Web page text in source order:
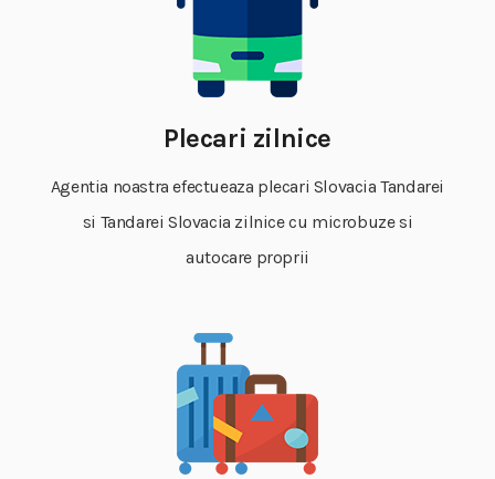
Plecari zilnice
Agentia noastra efectueaza plecari Slovacia Tandarei
si Tandarei Slovacia zilnice cu microbuze si
autocare proprii